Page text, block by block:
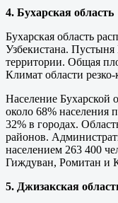
4. Бухарская область
Бухарская область
Узбекистана.
территории. Общая
Климат области
Население Бухарской
около 68% населения
32% в городах.
районов.
населением 263 400
Гиждуван, Ромитан и
5. Джизакская